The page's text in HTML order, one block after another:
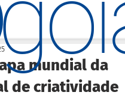
mundial da
de criatividade